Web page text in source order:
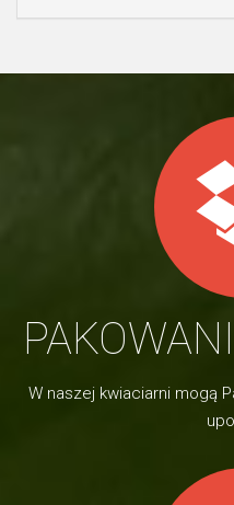
W naszej kwiaciarni mogą